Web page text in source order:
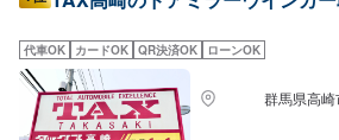
代車OK カードOK QR決済OK ローンOK
群馬県高